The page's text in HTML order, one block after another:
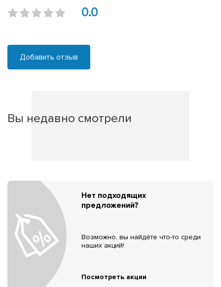
0.0
Добавить отзыв
Вы недавно смотрели
Нет подходящих
предложений?
Возможно, вы найдёте что-то среди
наших акций!
Посмотреть акции